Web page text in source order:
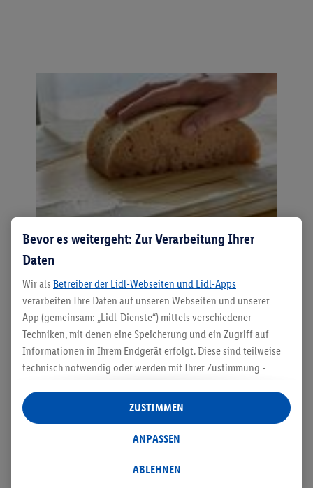
Nach dem Schleifen entfernst du den Staub. Wenn das
Holz starker Witterung ausgesetzt ist, ist nun das
Auftragen einer Imprägnierung oder Grundierung
ratsam. Diese Unterschicht schützt zusätzlich und sorgt
außerdem dafür, dass die Lasur wirklich gut hält. Manche
Lasuren beinhalten bereits eine Imprägnierung; in
diesem Fall kannst du diesen Schritt überspringen.
Bevor es weitergeht: Zur Verarbeitung Ihrer
Daten
Wir als Betreiber der Lidl-Webseiten und Lidl-Apps
verarbeiten Ihre Daten auf unseren Webseiten und unserer
App (gemeinsam: „Lidl-Dienste“) mittels verschiedener
Techniken, mit denen eine Speicherung und ein Zugriff auf
Informationen in Ihrem Endgerät erfolgt. Diese sind teilweise
technisch notwendig oder werden mit Ihrer Zustimmung -
auch durch Partner (u.a.
Verantwortliche; im Zusammenhang mit dem IAB TCF
insgesamt
Statistik-Erstellung oder für personalisierte Werbung
Datenverarbeitungen für personalisierte Werbung werden
ABLEHNEN
ANPASSEN
ZUSTIMMEN